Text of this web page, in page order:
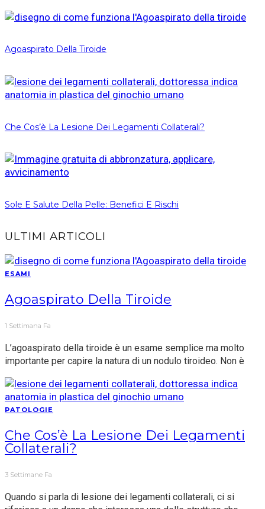
Agoaspirato Della Tiroide
Che Cos’è La Lesione Dei Legamenti Collaterali?
Sole E Salute Della Pelle: Benefici E Rischi
ULTIMI ARTICOLI
ESAMI
Agoaspirato Della Tiroide
1 Settimana Fa
L’agoaspirato della tiroide è un esame semplice ma molto
importante per capire la natura di un nodulo tiroideo. Non è
PATOLOGIE
Che Cos’è La Lesione Dei Legamenti
Collaterali?
3 Settimane Fa
Quando si parla di lesione dei legamenti collaterali, ci si